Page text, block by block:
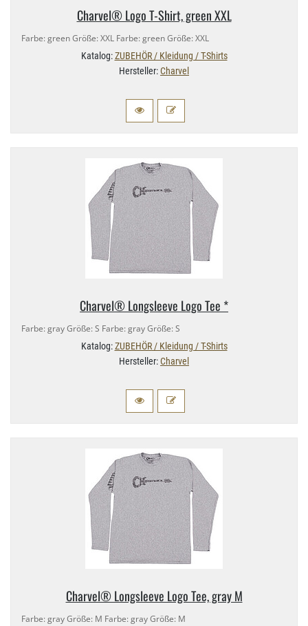
Charvel® Logo T-​Shirt, green XXL
Farbe: green Größe: XXL Farbe: green Größe: XXL
Katalog:ZUBEHÖR / Kleidung / T-Shirts
Hersteller:Charvel
Charvel® Longsleeve Logo Tee *
Farbe: gray Größe: S Farbe: gray Größe: S
Katalog:ZUBEHÖR / Kleidung / T-Shirts
Hersteller:Charvel
Charvel® Longsleeve Logo Tee, gray M
Farbe: gray Größe: M Farbe: gray Größe: M